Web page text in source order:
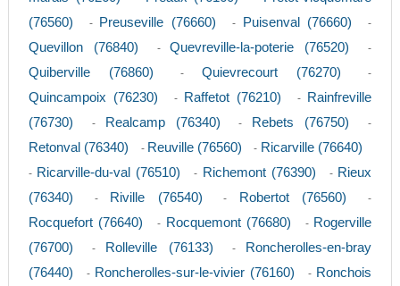
(76560)
- Preuseville (76660) - Puisenval (76660) -
Quevillon (76840) -Quevreville-la-poterie (76520) -
Quiberville (76860) - Quievrecourt (76270) -
Quincampoix (76230) - Raffetot (76210) -
Rainfreville
(76730)
- Realcamp (76340) - Rebets (76750) -
Retonval (76340) - Reuville (76560) - Ricarville (76640)
- Ricarville-du-val (76510) - Richemont (76390) - Rieux
(76340)
- Riville (76540) - Robertot (76560) -
Rocquefort (76640) - Rocquemont (76680) - Rogerville
(76700)
- Rolleville (76133) -
Roncherolles-en-bray
(76440)
- Roncherolles-sur-le-vivier (76160) - Ronchois